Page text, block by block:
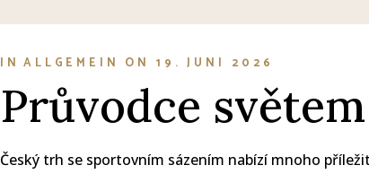
IN ALLGEMEIN ON 19. JUNI 2026
Průvodce
Český trh se sportovním sázením nabízí mnoho